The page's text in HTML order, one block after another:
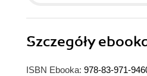
Szczegóły
ISBN Ebooka: 978-83-971-